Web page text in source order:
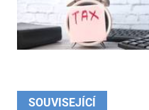
SOUVISEJÍCÍ